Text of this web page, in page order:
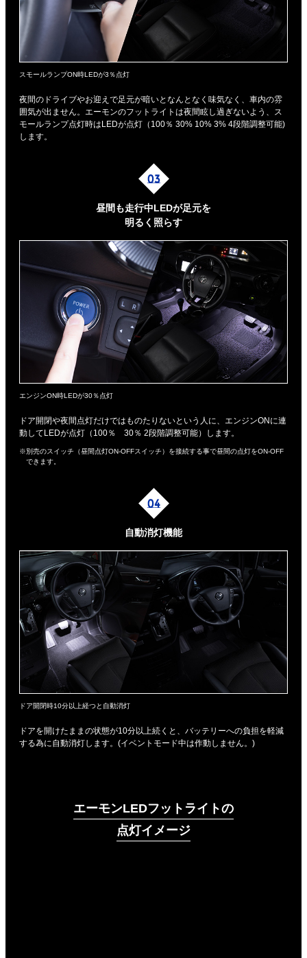
スモールランプON時LEDが3％点灯
夜間のドライブやお迎えで足元が暗いとなんとなく味気なく、車内の雰
囲気が出ません。エーモンのフットライトは夜間眩し過ぎないよう、ス
モールランプ点灯時はLEDが点灯（100％ 30% 10% 3% 4段階調整可能)
します。
昼間も走行中LEDが足元を
明るく照らす
エンジンON時LEDが30％点灯
ドア開閉や夜間点灯だけではものたりないという人に、エンジンONに連
動してLEDが点灯（100％ 30％ 2段階調整可能）します。
※別売のスイッチ（昼間点灯ON-OFFスイッチ）を接続する事で昼間の点灯をON-OFF
できます。
自動消灯機能
ドア開閉時10分以上経つと自動消灯
ドアを開けたままの状態が10分以上続くと、バッテリーへの負担を軽減
する為に自動消灯します。(イベントモード中は作動しません。)
エーモンLEDフットライトの
点灯イメージ